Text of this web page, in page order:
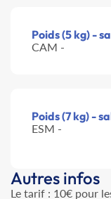
Poids (5 kg) -
CAM -
Poids (7 kg) -
ESM -
Autres infos
Le tarif : 10€ pour